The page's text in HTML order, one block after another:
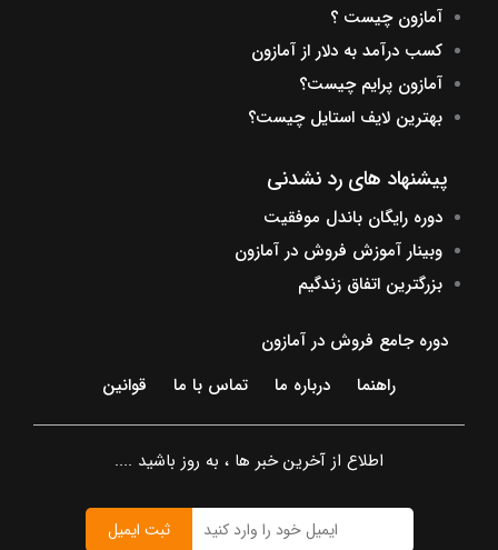
آمازون چیست ؟
کسب درآمد به دلار از آمازون
آمازون پرایم چیست؟
بهترین لایف استایل چیست؟
پیشنهاد های رد نشدنی
دوره رایگان باندل موفقیت
وبینار آموزش فروش در آمازون
بزرگترین اتفاق زندگیم
دوره جامع فروش در آمازون
راهنما
درباره ما تماس با ما قوانین
اطلاع از آخرین خبر ها ، به روز باشید ....
ثبت ایمیل